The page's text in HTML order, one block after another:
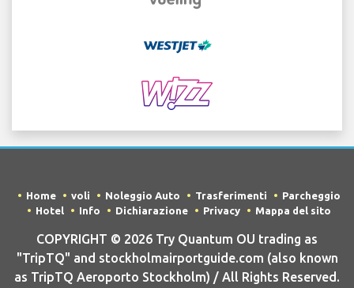
Home voli Noleggio Auto Trasferimenti
Parcheggio
Hotel
Info Dichiarazione Privacy Mappa del sito
COPYRIGHT © 2026 Try Quantum OU trading as
"TripTQ" and stockholmairportguide.com (also known
as TripTQ Aeroporto Stockholm) / All Rights Reserved.